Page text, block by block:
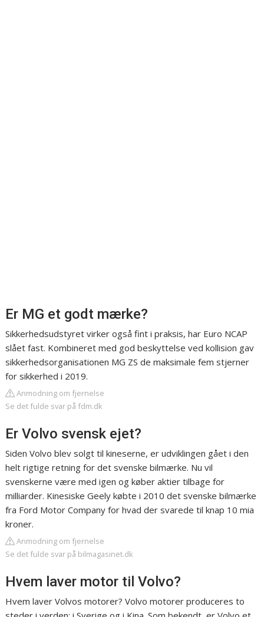
Er MG et godt mærke?
Sikkerhedsudstyret virker også fint i praksis, har Euro NCAP
slået fast. Kombineret med god beskyttelse ved kollision gav
sikkerhedsorganisationen MG ZS de maksimale fem stjerner
for sikkerhed i 2019.
Anmodning om fjernelse
Se det fulde svar på fdm.dk
Er Volvo svensk ejet?
Siden Volvo blev solgt til kineserne, er udviklingen gået i den
helt rigtige retning for det svenske bilmærke. Nu vil
svenskerne være med igen og køber aktier tilbage for
milliarder. Kinesiske Geely købte i 2010 det svenske bilmærke
fra Ford Motor Company for hvad der svarede til knap 10 mia
kroner.
Anmodning om fjernelse
Se det fulde svar på bilmagasinet.dk
Hvem laver motor til Volvo?
Hvem laver Volvos motorer? Volvo motorer produceres to